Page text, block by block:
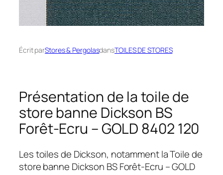
Écrit parStores & PergolasdansTOILES DE STORES
Présentation de la toile de
store banne Dickson BS
Forêt-Ecru – GOLD 8402 120
Les toiles de Dickson, notamment la Toile de
store banne Dickson BS Forêt-Ecru – GOLD